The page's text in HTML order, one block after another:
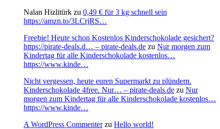
Nalan Hizlitürk zu 0,49 € für 3 kg schnell sein
https://amzn.to/3LCrjRS…
Freebie! Heute schon Kostenlos Kinderschokolade gesichert?
https://pirate-deals.d… – pirate-deals.de zu Nur morgen zum
Kindertag für alle Kinderschokolade kostenlos…
https://www.kinde…
Nicht vergessen, heute euren Supermarkt zu plündern.
Kinderschokolade 4free. Nur… – pirate-deals.de zu Nur
morgen zum Kindertag für alle Kinderschokolade kostenlos…
https://www.kinde…
A WordPress Commenterzu Hello world!